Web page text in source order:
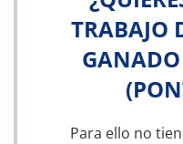
TRABAJO
Para ello no